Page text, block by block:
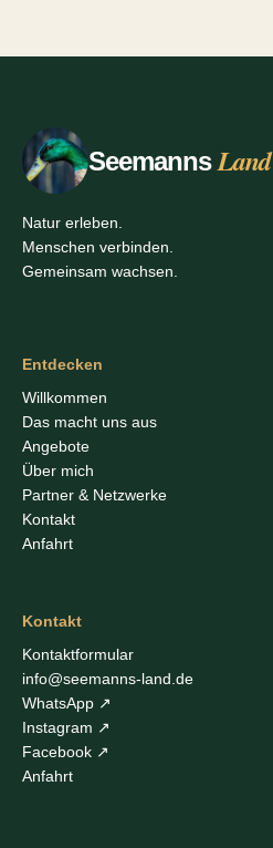
SeemannsLand
Natur erleben.
Menschen verbinden.
Gemeinsam wachsen.
Entdecken
Willkommen
Das macht uns aus
Angebote
Über mich
Partner & Netzwerke
Kontakt
Anfahrt
Kontakt
Kontaktformular
info@seemanns-land.de
WhatsApp ↗
Instagram ↗
Facebook ↗
Anfahrt